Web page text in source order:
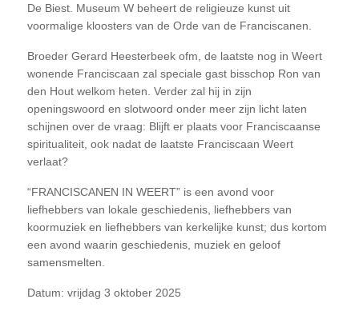
De Biest. Museum W beheert de religieuze kunst uit
voormalige kloosters van de Orde van de Franciscanen.
Broeder Gerard Heesterbeek ofm, de laatste nog in Weert
wonende Franciscaan zal speciale gast bisschop Ron van
den Hout welkom heten. Verder zal hij in zijn
openingswoord en slotwoord onder meer zijn licht laten
schijnen over de vraag: Blijft er plaats voor Franciscaanse
spiritualiteit, ook nadat de laatste Franciscaan Weert
verlaat?
“FRANCISCANEN IN WEERT” is een avond voor
liefhebbers van lokale geschiedenis, liefhebbers van
koormuziek en liefhebbers van kerkelijke kunst; dus kortom
een avond waarin geschiedenis, muziek en geloof
samensmelten.
Datum: vrijdag 3 oktober 2025